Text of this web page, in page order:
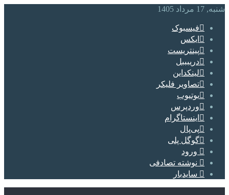
شنبه, 17 مرداد 1405
فیسبوک
ایکس
پینتریست
دریبببل
لینکداین
تصاویر فلیکر
یوتیوب
وردپرس
اینستاگرام
پی‌پال
گوگل پلی
ورود
نوشته تصادفی
سایدبار